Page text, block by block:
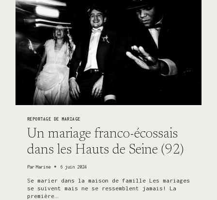
DE
LA
PHOTOGRAPHIE »
REPORTAGE DE MARIAGE
Un mariage franco-écossais
dans les Hauts de Seine (92)
Par Marine 6 juin 2024
Se marier dans la maison de famille Les mariages
se suivent mais ne se ressemblent jamais! La
première…